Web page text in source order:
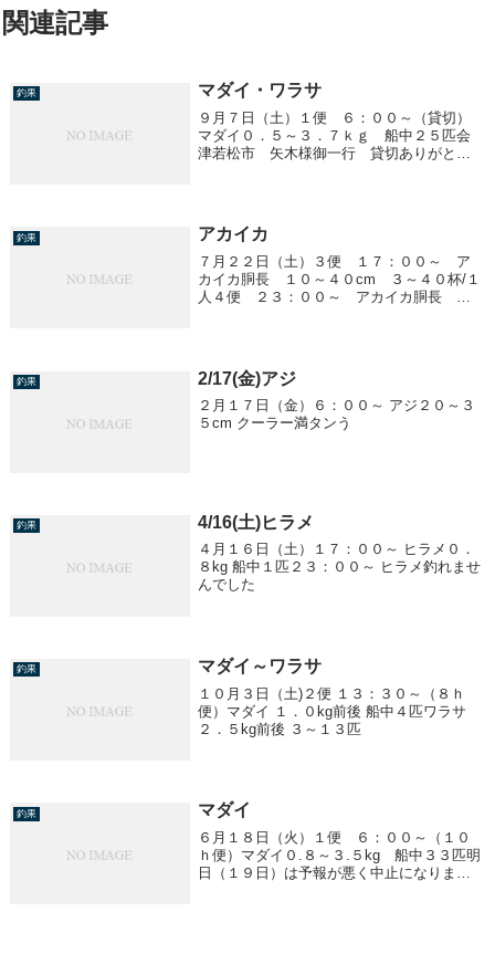
関連記事
釣果 マダイ・ワラサ
９月７日（土）１便 ６：００～（貸切）
マダイ０．５～３．７ｋｇ 船中２５匹会
津若松市 矢木様御一行 貸切ありがとう
波高く、船酔...
釣果 アカイカ
７月２２日（土）３便 １７：００～ ア
カイカ胴長 １０～４０cm ３～４０杯/１
人４便 ２３：００～ アカイカ胴長 １
釣果 2/17(金)アジ
２月１７日（金）６：００～ アジ２０～３
５cm クーラー満タンう
釣果 4/16(土)ヒラメ
４月１６日（土）１７：００～ ヒラメ０．
８kg 船中１匹２３：００～ ヒラメ釣れませ
んでした
釣果 マダイ～ワラサ
１０月３日（土)２便 １３：３０～（８ｈ
便）マダイ １．０kg前後 船中４匹ワラサ
２．５kg前後 ３～１３匹
釣果 マダイ
６月１８日（火）１便 ６：００～（１０
ｈ便）マダイ０.８～３.５kg 船中３３匹明
日（１９日）は予報が悪く中止になりま